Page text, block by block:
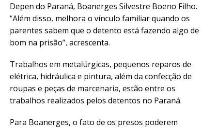
Depen do Paraná, Boanerges Silvestre Boeno Filho.
“Além disso, melhora o vínculo familiar quando os
parentes sabem que o detento está fazendo algo de
bom na prisão”, acrescenta.
Trabalhos em metalúrgicas, pequenos reparos de
elétrica, hidráulica e pintura, além da confecção de
roupas e peças de marcenaria, estão entre os
trabalhos realizados pelos detentos no Paraná.
Para Boanerges, o fato de os presos poderem